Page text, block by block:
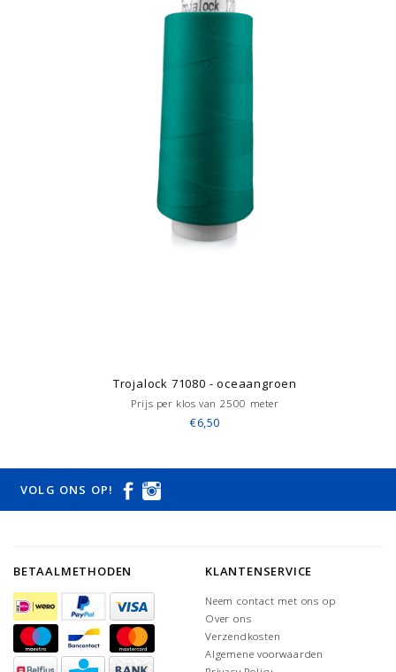
Trojalock 71080 - oceaangroen
Prijs per klos van 2500 meter
€6,50
VOLG ONS OP!
BETAALMETHODEN KLANTENSERVICE
Neem contact met ons op
Over ons
Verzendkosten
Algemene voorwaarden